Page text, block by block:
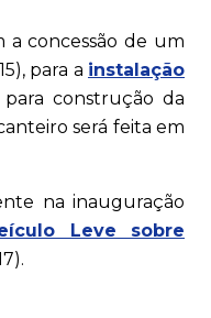
concessão de um
para a instalação
para construção da
será feita em
na inauguração
Leve sobre